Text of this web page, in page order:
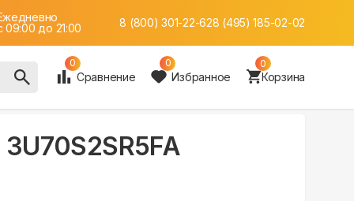
09:00 до 21:00
8 (800) 301-22-628 (495) 185-02-02
0
Сравнение
0
Избранное
0
Корзина